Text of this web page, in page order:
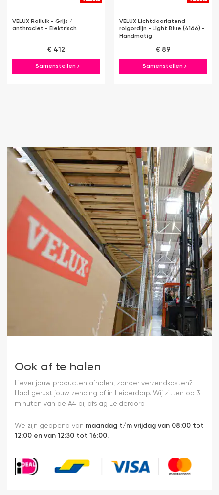
VELUX Rolluik - Grijs /
anthraciet - Elektrisch
€ 412
Samenstellen
VELUX Lichtdoorlatend
rolgordijn - Light Blue (4166) -
Handmatig
€ 89
Samenstellen
Ook af te halen
Liever jouw producten afhalen, zonder verzendkosten?
Haal gerust jouw zending af in Leiderdorp. Wij zitten op 3
minuten van de A4 bij afslag Leiderdorp.
We zijn geopend van maandag t/m vrijdag van 08:00 tot
12:00 en van 12:30 tot 16:00.